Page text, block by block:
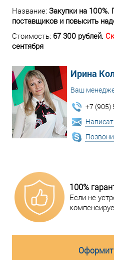
Название: Закупки на
поставщиков и повысить
Стоимость: 67 300 рублей.
сентября
Ирина
Ваш
+7 (905)
100%
Если не